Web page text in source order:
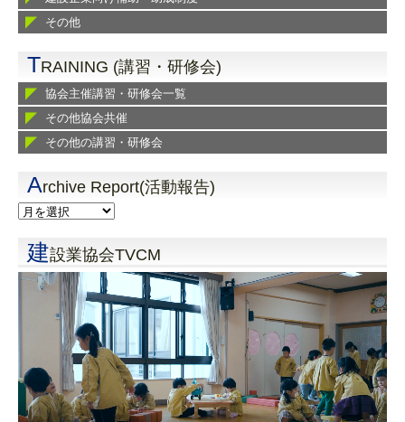
その他
TRAINING (講習・研修会)
協会主催講習・研修会一覧
その他協会共催
その他の講習・研修会
Archive Report(活動報告)
建設業協会TVCM